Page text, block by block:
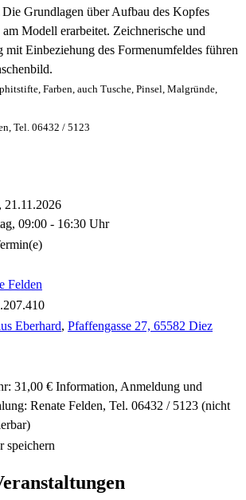
Grundlagen über Aufbau des Kopfes
Modell erarbeitet. Zeichnerische und
mit Einbeziehung des Formenumfeldes führen
Farben, auch Tusche, Pinsel, Malgründe,
Tel. 06432 / 5123
21.11.2026
09:00 - 16:30 Uhr
Felden
Eberhard, Pfaffengasse 27, 65582 Diez
31,00 € Information, Anmeldung und
Renate Felden, Tel. 06432 / 5123 (nicht
speichern